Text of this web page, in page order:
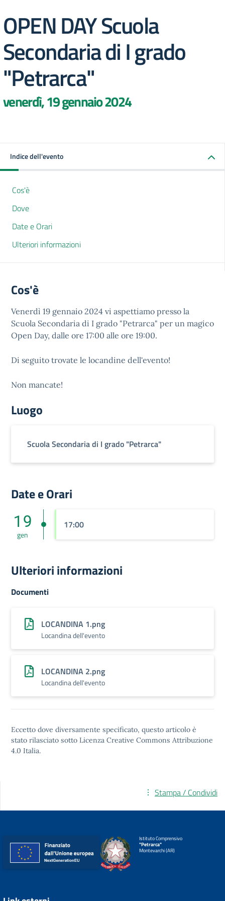
OPEN DAY Scuola
Secondaria di I grado
"Petrarca"
venerdì, 19 gennaio 2024
Indice dell'evento
Cos'è
Dove
Date e Orari
Ulteriori informazioni
Cos'è
Venerdì 19 gennaio 2024 vi aspettiamo presso la
Scuola Secondaria di I grado "Petrarca" per un magico
Open Day, dalle ore 17:00 alle ore 19:00.
Di seguito trovate le locandine dell'evento!
Non mancate!
Luogo
Scuola Secondaria di I grado "Petrarca"
Date e Orari
19
gen
17:00
Ulteriori informazioni
Documenti
LOCANDINA 1.png
Locandina dell'evento
LOCANDINA 2.png
Locandina dell'evento
Eccetto dove diversamente specificato, questo articolo è
stato rilasciato sotto Licenza Creative Commons Attribuzione
4.0 Italia.
Stampa / Condividi
Istituto Comprensivo
"Petrarca"
Montevarchi (AR)